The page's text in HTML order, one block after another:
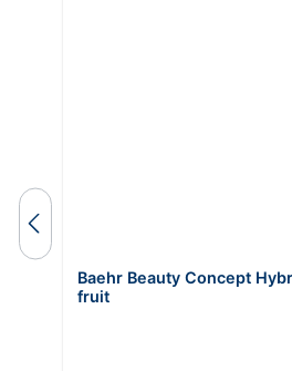
Baehr Beauty Concept
fruit